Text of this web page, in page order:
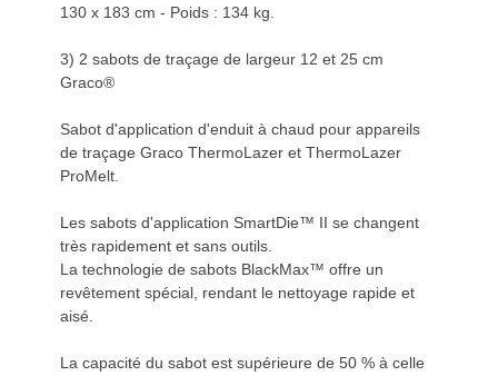
130 x 183 cm - Poids : 134 kg.
3) 2 sabots de traçage de largeur 12 et 25 cm
Graco®
Sabot d'application d'enduit à chaud pour appareils
de traçage Graco ThermoLazer et ThermoLazer
ProMelt.
Les sabots d'application SmartDie™ II se changent
très rapidement et sans outils.
La technologie de sabots BlackMax™ offre un
revêtement spécial, rendant le nettoyage rapide et
aisé.
La capacité du sabot est supérieure de 50 % à celle